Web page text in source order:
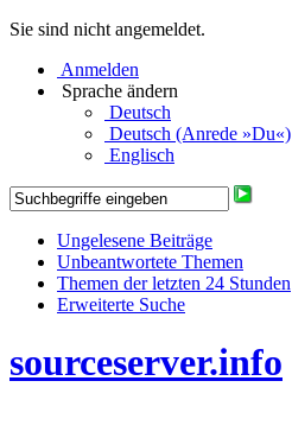
Sie sind nicht angemeldet.
Anmelden
Sprache ändern
Deutsch
Deutsch (Anrede »Du«)
Englisch
Ungelesene Beiträge
Unbeantwortete Themen
Themen der letzten 24 Stunden
Erweiterte Suche
sourceserver.info